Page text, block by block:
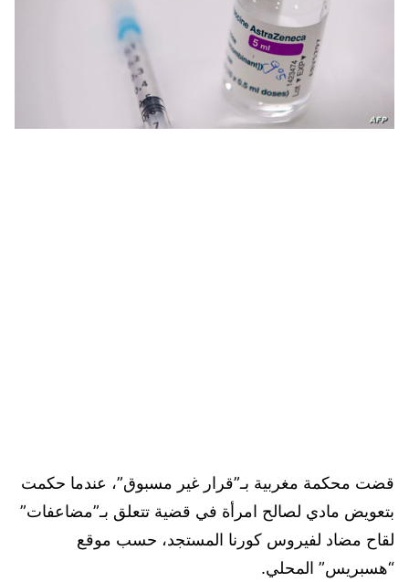
قضت محكمة مغربية بـ”قرار غير مسبوق”، عندما حكمت
بتعويض مادي لصالح امرأة في قضية تتعلق بـ”مضاعفات”
لقاح مضاد لفيروس كورنا المستجد، حسب موقع
“هسبريس” المحلي.